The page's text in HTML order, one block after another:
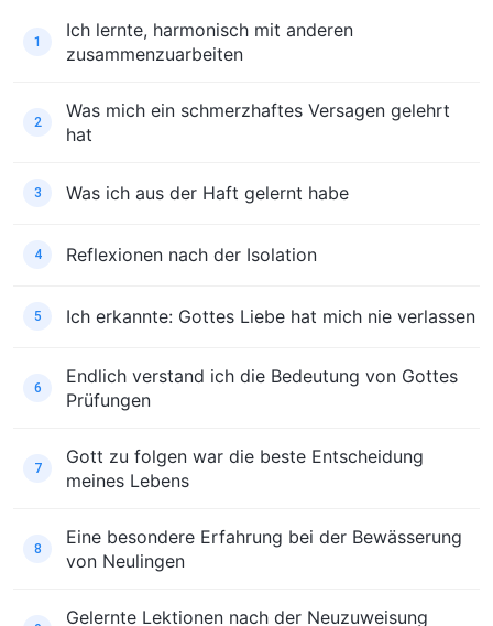
1
Ich lernte, harmonisch mit anderen
zusammenzuarbeiten
2
Was mich ein schmerzhaftes Versagen gelehrt
hat
3 Was ich aus der Haft gelernt habe
4 Reflexionen nach der Isolation
5 Ich erkannte: Gottes Liebe hat mich nie verlassen
6
Endlich verstand ich die Bedeutung von Gottes
Prüfungen
7
Gott zu folgen war die beste Entscheidung
meines Lebens
8
Eine besondere Erfahrung bei der Bewässerung
von Neulingen
Gelernte Lektionen nach der Neuzuweisung